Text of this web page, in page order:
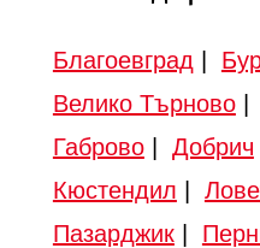
Благоевград
Велико Търново|
Габрово| Добрич
Кюстендил
Пазарджик|